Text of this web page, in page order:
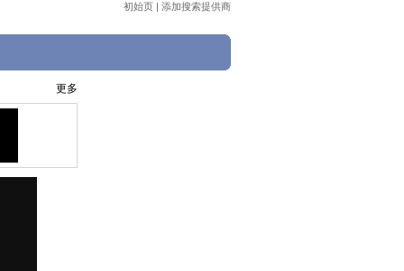
初始页 | 添加搜索提供商
更多